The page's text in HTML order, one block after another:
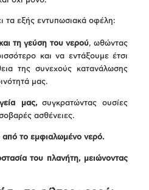
τα εξής εντυπωσιακά οφέλη:
τη γεύση του νερού, ωθώντας
και να εντάξουμε έτσι
της συνεχούς κατανάλωσης
μας.
μας, συγκρατώντας ουσίες
ασθένειες.
από το εμφιαλωμένο νερό.
του πλανήτη, μειώνοντας